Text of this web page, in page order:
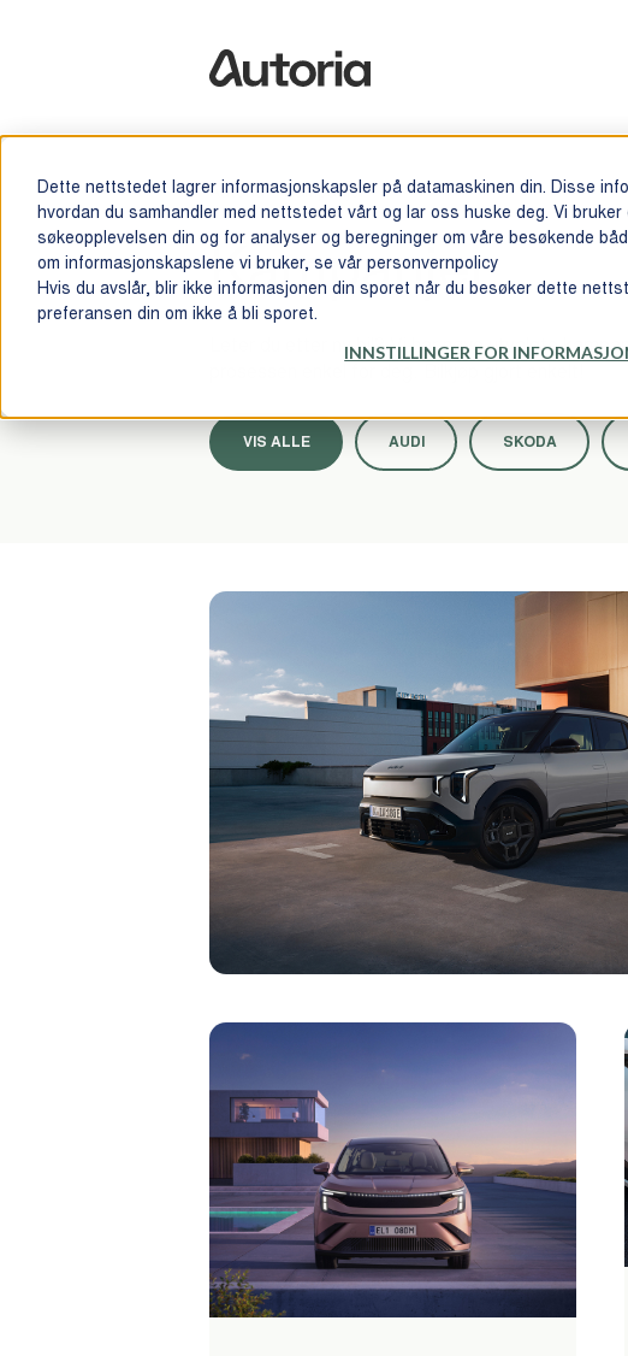
Dette nettstedet lagrer informasjonskapsler på datamaskinen din. Disse
hvordan du samhandler med nettstedet vårt og lar oss huske deg. Vi
søkeopplevelsen din og for analyser og beregninger om våre besøkende
om informasjonskapslene vi bruker, se vår personvernpolicy
Hvis du avslår, blir ikke informasjonen din sporet når du besøker dette
preferansen din om ikke å bli sporet.
INNSTILLINGER FOR
Autoria/ Kampanjer
Kampanjer
Leter du etter ny bil? Vi har nøye utvalgte
prosessen enkel for deg. Bilkjøp gjort enkelt!
VIS ALLE AUDI SKODA